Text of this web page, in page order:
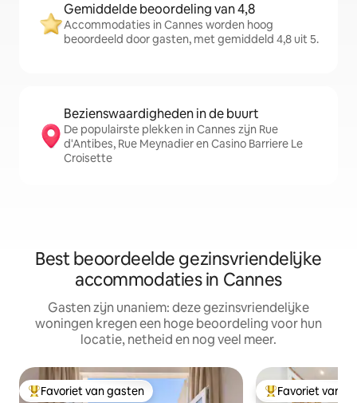
Gemiddelde beoordeling van 4,8
Accommodaties in Cannes worden hoog
beoordeeld door gasten, met gemiddeld 4,8 uit 5.
Bezienswaardigheden in de buurt
De populairste plekken in Cannes zijn Rue
d'Antibes, Rue Meynadier en Casino Barriere Le
Croisette
Best beoordeelde gezinsvriendelijke
accommodaties in Cannes
Gasten zijn unaniem: deze gezinsvriendelijke
woningen kregen een hoge beoordeling voor hun
locatie, netheid en nog veel meer.
Topfavoriet van gasten
Favoriet van gasten Topfavoriet van
Favoriet van